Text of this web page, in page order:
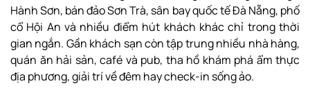
Hành Sơn, bán đảo Sơn Trà, sân bay quốc tế Đà Nẵng, phố
cổ Hội An và nhiều điểm hút khách khác chỉ trong thời
gian ngắn. Gần khách sạn còn tập trung nhiều nhà hàng,
quán ăn hải sản, café và pub, tha hồ khám phá ẩm thực
địa phương, giải trí về đêm hay check-in sống ảo.